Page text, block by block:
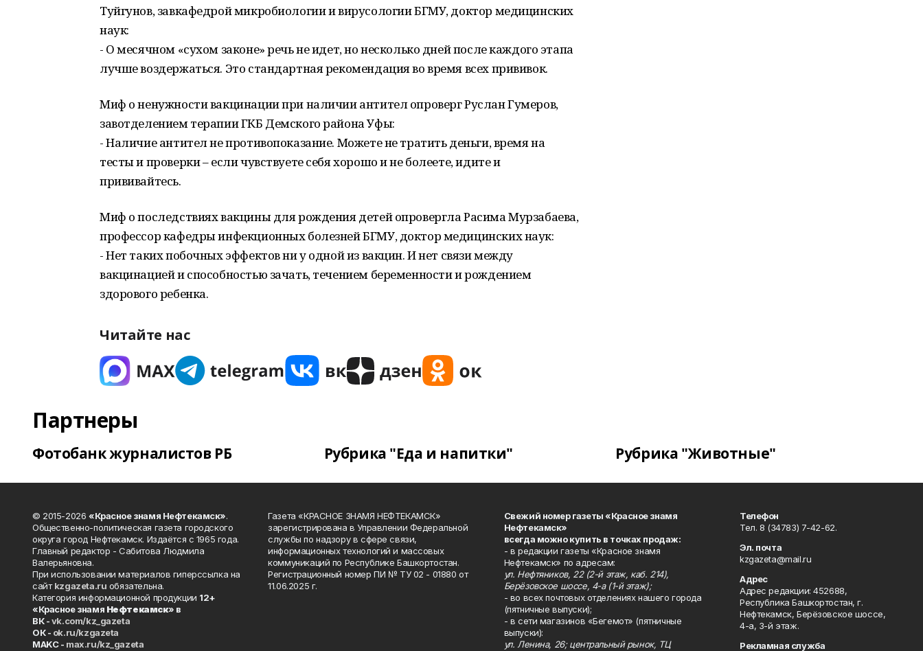
Туйгунов, завкафедрой микробиологии и вирусологии БГМУ, доктор медицинских
наук:
- О месячном «сухом законе» речь не идет, но несколько дней после каждого этапа
лучше воздержаться. Это стандартная рекомендация во время всех прививок.
Миф о ненужности вакцинации при наличии антител опроверг Руслан Гумеров,
завотделением терапии ГКБ Демского района Уфы:
- Наличие антител не противопоказание. Можете не тратить деньги, время на
тесты и проверки – если чувствуете себя хорошо и не болеете, идите и
прививайтесь.
Миф о последствиях вакцины для рождения детей опровергла Расима Мурзабаева,
профессор кафедры инфекционных болезней БГМУ, доктор медицинских наук:
- Нет таких побочных эффектов ни у одной из вакцин. И нет связи между
вакцинацией и способностью зачать, течением беременности и рождением
здорового ребенка.
Читайте нас
Партнеры
Фотобанк журналистов РБ Рубрика "Еда и напитки" Рубрика "Животные"
© 2015-2026 «Красное знамя Нефтекамск».
Общественно-политическая газета городского
округа город Нефтекамск. Издаётся с 1965 года.
Главный редактор - Сабитова Людмила
Валерьяновна.
При использовании материалов гиперссылка на
сайтkzgazeta.ru обязательна.
Категория информационной продукции 12+
«Красное знамя Нефтекамск» в
ВК -vk.com/kz_gazeta
ОК - ok.ru/kzgazeta
MAKC - max.ru/kz_gazeta
Газета «КРАСНОЕ ЗНАМЯ НЕФТЕКАМСК»
зарегистрирована в Управлении Федеральной
службы по надзору в сфере связи,
информационных технологий и массовых
коммуникаций по Республике Башкортостан.
Регистрационный номер ПИ № ТУ 02 - 01880 от
11.06.2025 г.
Свежий номер газеты «Красное знамя
Нефтекамск»
всегда можно купить в точках продаж:
- в редакции газеты «Красное знамя
Нефтекамск» по адресам:
ул. Нефтяников, 22 (2-й этаж, каб. 214),
Берёзовское шоссе, 4-а (1-й этаж);
- во всех почтовых отделениях нашего города
(пятничные выпуски);
- в сети магазинов «Бегемот» (пятничные
выпуски):
ул. Ленина, 26; центральный рынок, ТЦ
Телефон
Тел. 8 (34783) 7-42-62.
Эл. почта
kzgazeta@mail.ru
Адрес
Адрес редакции: 452688,
Республика Башкортостан, г.
Нефтекамск, Берёзовское шоссе,
4-а, 3-й этаж.
Рекламная служба